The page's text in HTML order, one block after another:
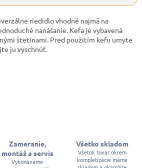
riedidlo vhodné najmä na
nanášanie. Kefa je vybavená
štetinami. Pred použitím kefu umyte
ju vyschnúť.
Zameranie,
montáž a servis
Vykonávame
Všetko skladom
Všetok tovar okrem
kompletizácie máme